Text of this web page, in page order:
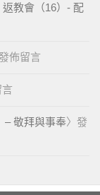
教會（16）- 配
佈留言
– 敬拜與事奉〉發